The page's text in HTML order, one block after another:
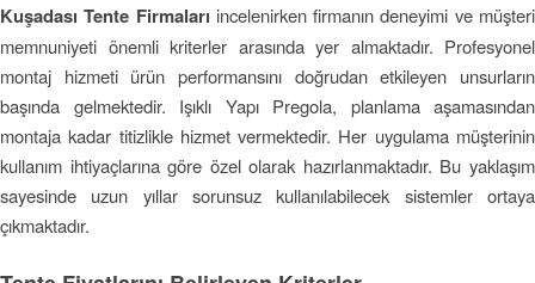
Kuşadası Tente Firmaları incelenirken firmanın deneyimi ve müşteri
memnuniyeti önemli kriterler arasında yer almaktadır. Profesyonel
montaj hizmeti ürün performansını doğrudan etkileyen unsurların
başında gelmektedir. Işıklı Yapı Pregola, planlama aşamasından
montaja kadar titizlikle hizmet vermektedir. Her uygulama müşterinin
kullanım ihtiyaçlarına göre özel olarak hazırlanmaktadır. Bu yaklaşım
sayesinde uzun yıllar sorunsuz kullanılabilecek sistemler ortaya
çıkmaktadır.